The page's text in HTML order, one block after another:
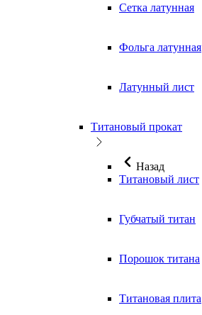
Сетка латунная
Фольга латунная
Латунный лист
Титановый прокат
Назад
Титановый лист
Губчатый титан
Порошок титана
Титановая плита